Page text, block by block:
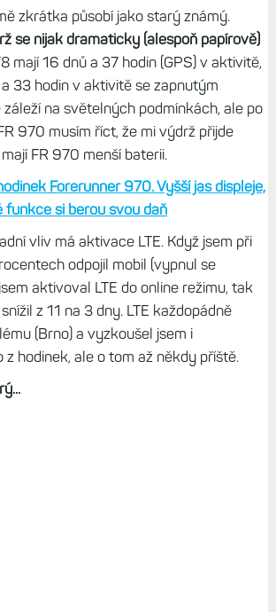
zkrátka působí jako starý známý.
se nijak dramaticky (alespoň papírově)
mají 16 dnů a 37 hodin (GPS) v aktivitě,
33 hodin v aktivitě se zapnutým
záleží na světelných podmínkách, ale po
970 musím říct, že mi výdrž přijde
FR 970 menší baterii.
Forerunner 970. Vyšší jas displeje,
funkce si berou svou daň
vliv má aktivace LTE. Když jsem při
odpojil mobil (vypnul se
aktivoval LTE do online režimu, tak
z 11 na 3 dny. LTE každopádně
(Brno) a vyzkoušel jsem i
z hodinek, ale o tom až někdy příště.